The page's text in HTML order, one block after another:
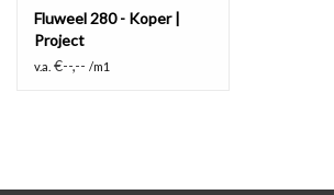
Fluweel 280 - Koper |
Project
v.a. €--,-- /m1